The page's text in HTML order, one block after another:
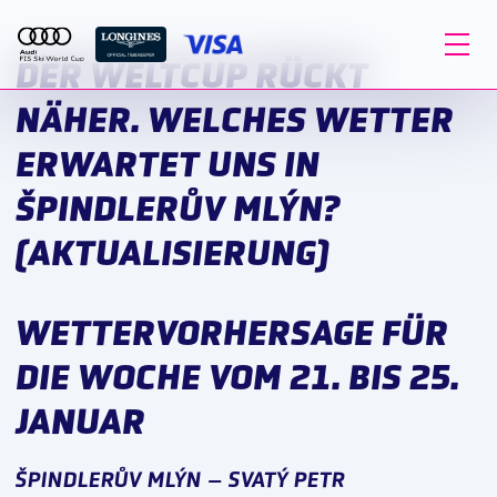
DER WELTCUP RÜCKT
NÄHER. WELCHES WETTER
ERWARTET UNS IN
ŠPINDLERŮV MLÝN?
(AKTUALISIERUNG)
WETTERVORHERSAGE FÜR
DIE WOCHE VOM 21. BIS 25.
JANUAR
ŠPINDLERŮV MLÝN – SVATÝ PETR